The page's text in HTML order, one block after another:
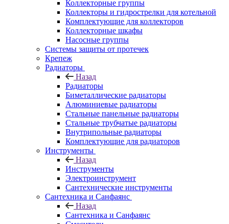
Коллекторные группы
Коллекторы и гидрострелки для котельной
Комплектующие для коллекторов
Коллекторные шкафы
Насосные группы
Системы защиты от протечек
Крепеж
Радиаторы
Назад
Радиаторы
Биметаллические радиаторы
Алюминиевые радиаторы
Стальные панельные радиаторы
Стальные трубчатые радиаторы
Внутрипольные радиаторы
Комплектующие для радиаторов
Инструменты
Назад
Инструменты
Электроинструмент
Сантехнические инструменты
Сантехника и Санфаянс
Назад
Сантехника и Санфаянс